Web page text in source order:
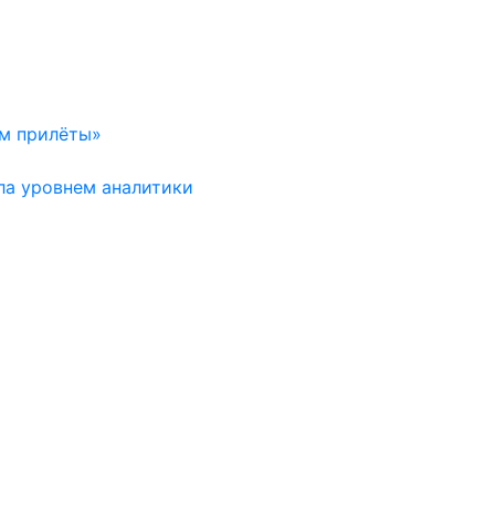
прилёты»
уровнем аналитики